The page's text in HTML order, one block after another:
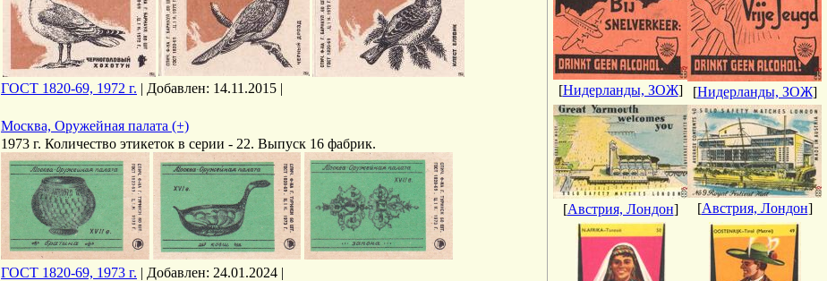
ГОСТ 1820-69, 1972 г. | Добавлен: 14.11.2015 |
Москва, Оружейная палата (+)
1973 г. Количество этикеток в серии - 22. Выпуск 16 фабрик.
ГОСТ 1820-69, 1973 г. | Добавлен: 24.01.2024 |
[Нидерланды, ЗОЖ] [Нидерланды, ЗОЖ]
[Австрия, Лондон] [Австрия, Лондон]